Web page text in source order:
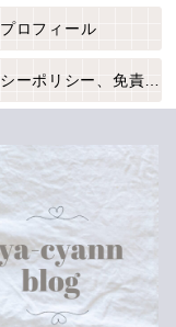
プロフィール